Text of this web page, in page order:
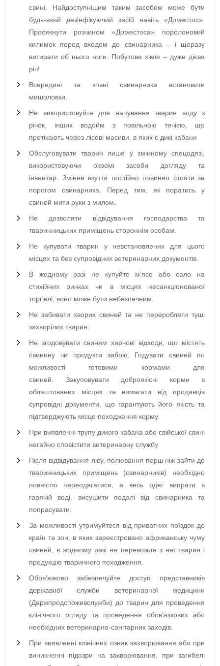
свині. Найдоступнішим таким засобом може бути
будь-який дезінфікуючий засіб навіть «Доместос».
Просякнути розчином «Доместоса» поролоновий
килимок перед входом до свинарника – і щоразу
витирати об нього ноги. Побутова хімія – дуже дієва
річ!
Всередині та зовні свинарника встановити
мишоловки.
Не використовуйте для напування тварин воду з
річок, інших водойм з повільною течією, що
протікають через лісові масиви, в яких є дикі кабани
Обслуговувати тварин лише у змінному спецодязі,
використовуючи окремі засоби догляду та
інвентар. Змінне взуття постійно повинно стояти за
порогом свинарника. Перед тим, як поратись у
свиней мити руки з милом.
Не дозволяти відвідування господарства та
тваринницьких приміщень стороннім особам.
Не купувати тварин у невстановлених для цього
місцях та без супровідних ветеринарних документів.
В жодному разі не купуйте м’ясо або сало на
стихійних ринках чи в місцях несанкціонованої
торгівлі, воно може бути небезпечним.
Не забивати хворих свиней та не переробляти туші
захворілих тварин.
Не згодовувати свиням харчові відходи, що містять
свинину чи продукти забою. Годувати свиней по
можливості готовими кормами для
свиней. Закуповувати доброякісні корми в
облаштованих місцях та вимагати від продавців
супровідні документи, що гарантують його якість та
підтверджують місце походження корму.
При виявленні трупу дикого кабана або свійської свині
негайно сповістити ветеринарну службу.
Після відвідування лісу, полювання перш ніж зайти до
тваринницьких приміщень (свинарників) необхідно
повністю переодягатися, а весь одяг випрати в
гарячій воді, висушити подалі від свинарника та
попрасувати.
За можливості утримуйтеся від приватних поїздок до
країн та зон, в яких зареєстровано африканську чуму
свиней, в жодному разі не перевозьте з неї тварин і
продукцію тваринного походження.
Обов’язково забезпечуйте доступ представників
державної служби ветеринарної медицини
(Держпродспоживслужби) до тварин для проведення
клінічного огляду та проведення обов’язкових або
необхідних ветеринарно-санітарних заходів.
При виявленні клінічних ознак захворювання або при
виникненні підозри на захворювання, при загибелі